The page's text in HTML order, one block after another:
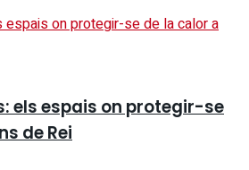
els espais on protegir-se
de Rei